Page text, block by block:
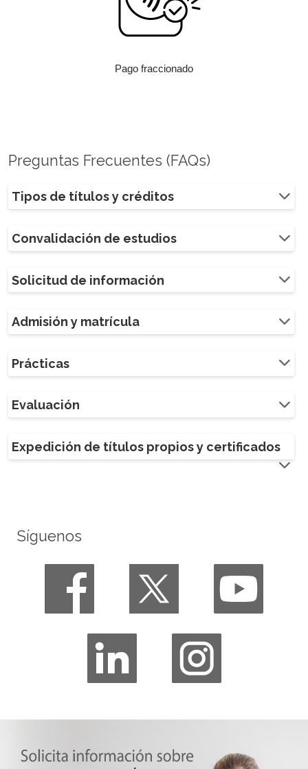
Pago fraccionado
Preguntas Frecuentes (FAQs)
Tipos de títulos y créditos
Convalidación de estudios
Solicitud de información
Admisión y matrícula
Prácticas
Evaluación
Expedición de títulos propios y certificados
Síguenos